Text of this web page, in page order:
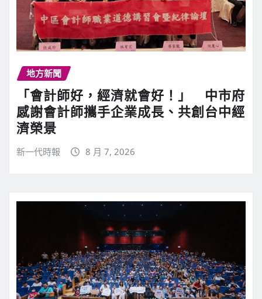
地方新聞
「會計師好，經濟就會好！」 中市府
感謝會計師攜手企業成長、共創台中經
濟榮景
新一代時報 8 月 7, 2026